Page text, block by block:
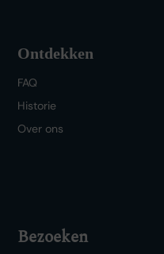
Ontdekken
FAQ
Historie
Over ons
Bezoeken